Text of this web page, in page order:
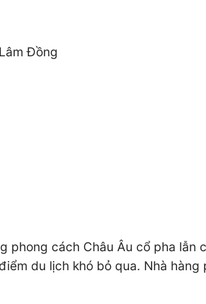
Đồng
cách Châu Âu cổ pha lẫn
du lịch khó bỏ qua. Nhà